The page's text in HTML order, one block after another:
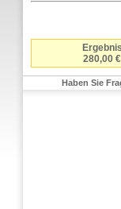
Ergebnis
280,00 €
Haben Sie